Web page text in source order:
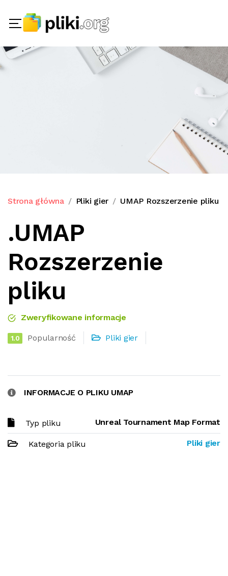
Strona główna Pliki gier UMAP Rozszerzenie pliku
.UMAP
Rozszerzenie
pliku
Zweryfikowane informacje
1.0 Popularność Pliki gier
INFORMACJE O PLIKU UMAP
Typ pliku Unreal Tournament Map Format
Kategoria pliku Pliki gier